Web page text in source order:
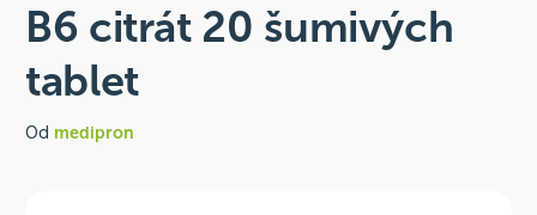
B6 citrát 20 šumivých
tablet
Od medipron